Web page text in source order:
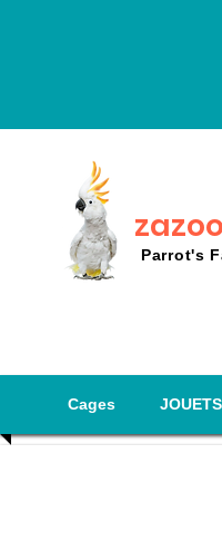
Parrot's
Cages JOUETS